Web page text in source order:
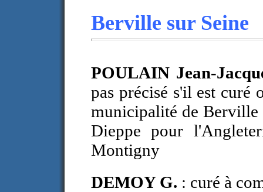
Berville sur Seine
POULAIN Jean-
pas précisé s'il est curé
municipalité de Berville
Dieppe pour
Montigny
DEMOY G. : curé à